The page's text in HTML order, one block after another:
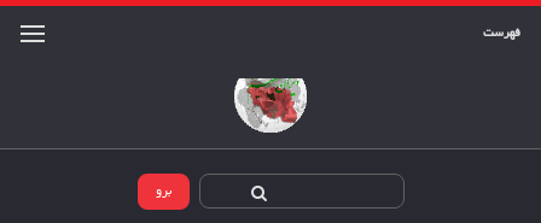
فهرست